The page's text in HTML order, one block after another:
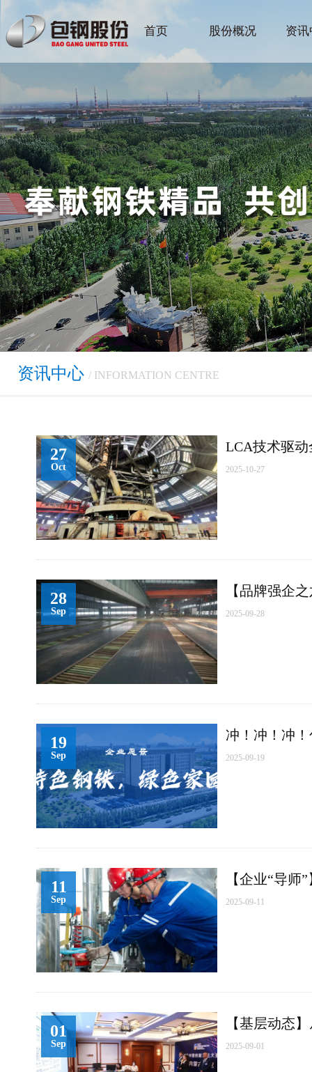
首页 股份概况 资
资讯中心 / INFORMATION CENTRE
27
Oct
LCA技术驱
2025-10-27
28
Sep
【品牌强企
2025-09-28
19
Sep
冲！冲！冲
2025-09-19
11
Sep
【企业“导师
2025-09-11
01
Sep
【基层动态
2025-09-01